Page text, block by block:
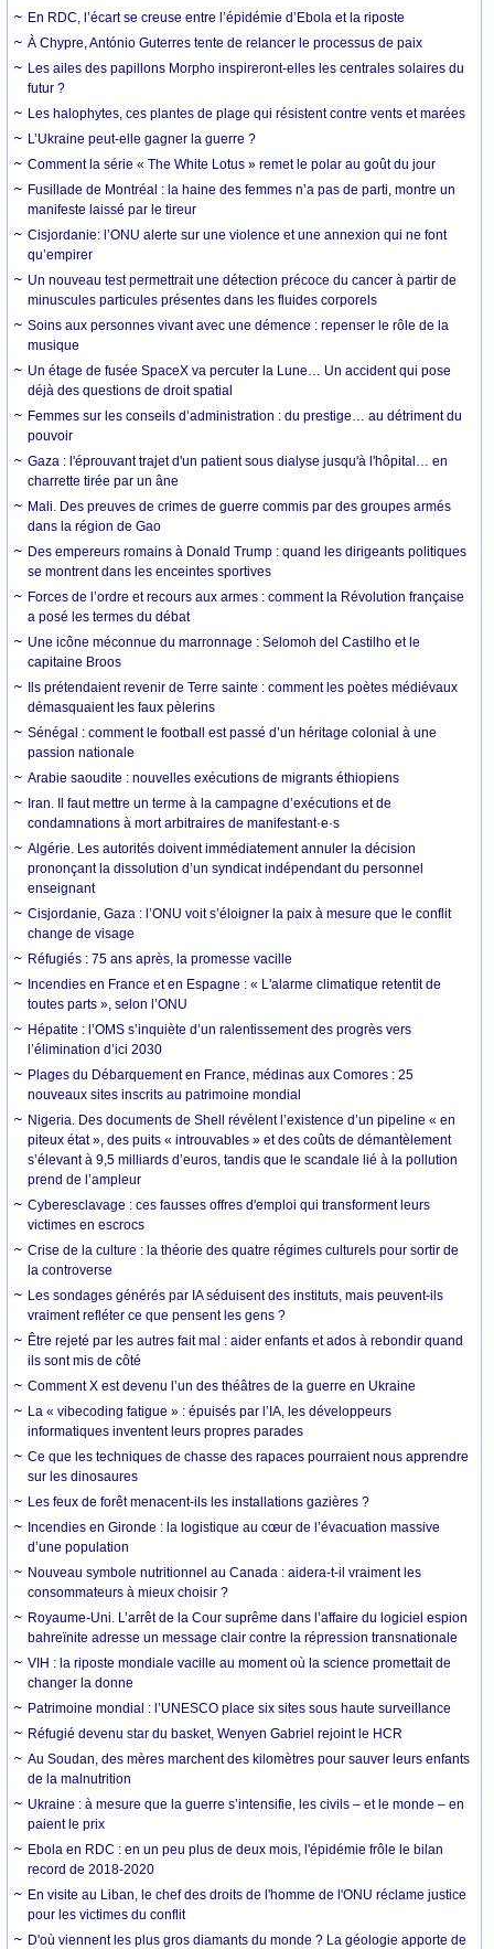
En RDC, l’écart se creuse entre l’épidémie d’Ebola et la riposte
À Chypre, António Guterres tente de relancer le processus de paix
Les ailes des papillons Morpho inspireront-elles les centrales solaires du
futur ?
Les halophytes, ces plantes de plage qui résistent contre vents et marées
L’Ukraine peut-elle gagner la guerre ?
Comment la série « The White Lotus » remet le polar au goût du jour
Fusillade de Montréal : la haine des femmes n’a pas de parti, montre un
manifeste laissé par le tireur
Cisjordanie: l’ONU alerte sur une violence et une annexion qui ne font
qu’empirer
Un nouveau test permettrait une détection précoce du cancer à partir de
minuscules particules présentes dans les fluides corporels
Soins aux personnes vivant avec une démence : repenser le rôle de la
musique
Un étage de fusée SpaceX va percuter la Lune… Un accident qui pose
déjà des questions de droit spatial
Femmes sur les conseils d’administration : du prestige… au détriment du
pouvoir
Gaza : l'éprouvant trajet d'un patient sous dialyse jusqu'à l'hôpital… en
charrette tirée par un âne
Mali. Des preuves de crimes de guerre commis par des groupes armés
dans la région de Gao
Des empereurs romains à Donald Trump : quand les dirigeants politiques
se montrent dans les enceintes sportives
Forces de l’ordre et recours aux armes : comment la Révolution française
a posé les termes du débat
Une icône méconnue du marronnage : Selomoh del Castilho et le
capitaine Broos
Ils prétendaient revenir de Terre sainte : comment les poètes médiévaux
démasquaient les faux pèlerins
Sénégal : comment le football est passé d’un héritage colonial à une
passion nationale
Arabie saoudite : nouvelles exécutions de migrants éthiopiens
Iran. Il faut mettre un terme à la campagne d’exécutions et de
condamnations à mort arbitraires de manifestant·e·s
Algérie. Les autorités doivent immédiatement annuler la décision
prononçant la dissolution d’un syndicat indépendant du personnel
enseignant
Cisjordanie, Gaza : l’ONU voit s’éloigner la paix à mesure que le conflit
change de visage
Réfugiés : 75 ans après, la promesse vacille
Incendies en France et en Espagne : « L'alarme climatique retentit de
toutes parts », selon l’ONU
Hépatite : l’OMS s’inquiète d’un ralentissement des progrès vers
l’élimination d’ici 2030
Plages du Débarquement en France, médinas aux Comores : 25
nouveaux sites inscrits au patrimoine mondial
Nigeria. Des documents de Shell révèlent l’existence d’un pipeline « en
piteux état », des puits « introuvables » et des coûts de démantèlement
s’élevant à 9,5 milliards d’euros, tandis que le scandale lié à la pollution
prend de l’ampleur
Cyberesclavage : ces fausses offres d'emploi qui transforment leurs
victimes en escrocs
Crise de la culture : la théorie des quatre régimes culturels pour sortir de
la controverse
Les sondages générés par IA séduisent des instituts, mais peuvent-ils
vraiment refléter ce que pensent les gens ?
Être rejeté par les autres fait mal : aider enfants et ados à rebondir quand
ils sont mis de côté
Comment X est devenu l’un des théâtres de la guerre en Ukraine
La « vibecoding fatigue » : épuisés par l’IA, les développeurs
informatiques inventent leurs propres parades
Ce que les techniques de chasse des rapaces pourraient nous apprendre
sur les dinosaures
Les feux de forêt menacent-ils les installations gazières ?
Incendies en Gironde : la logistique au cœur de l’évacuation massive
d’une population
Nouveau symbole nutritionnel au Canada : aidera-t-il vraiment les
consommateurs à mieux choisir ?
Royaume-Uni. L’arrêt de la Cour suprême dans l’affaire du logiciel espion
bahreïnite adresse un message clair contre la répression transnationale
VIH : la riposte mondiale vacille au moment où la science promettait de
changer la donne
Patrimoine mondial : l’UNESCO place six sites sous haute surveillance
Réfugié devenu star du basket, Wenyen Gabriel rejoint le HCR
Au Soudan, des mères marchent des kilomètres pour sauver leurs enfants
de la malnutrition
Ukraine : à mesure que la guerre s’intensifie, les civils – et le monde – en
paient le prix
Ebola en RDC : en un peu plus de deux mois, l'épidémie frôle le bilan
record de 2018-2020
En visite au Liban, le chef des droits de l'homme de l'ONU réclame justice
pour les victimes du conflit
D'où viennent les plus gros diamants du monde ? La géologie apporte de